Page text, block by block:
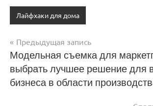
Лайфхаки для дома
Навигация
по
записям
Предыдущая запись
Модельная съемка для
выбрать лучшее решение для
бизнеса в области